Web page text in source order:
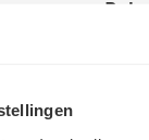
van
Ga